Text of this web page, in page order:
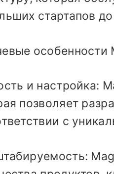
стартапов
особенности
и настройка:
позволяет
с